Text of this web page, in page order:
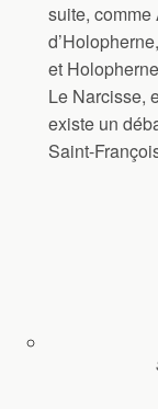
suite,
et
Le Narcisse,
existe un
Saint-